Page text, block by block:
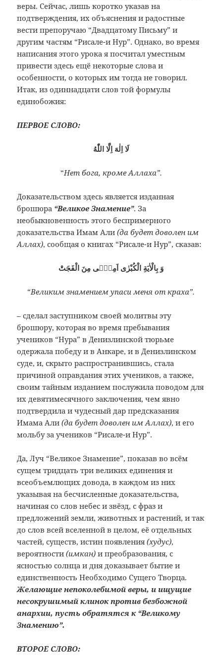
веры. Сейчас, лишь коротко указав на
подтверждения, их объяснения и радостные
вести препоручаю “Двадцатому Письму” и
другим частям “Рисале-и Нур”. Однако, во время
написания этого урока я посчитал уместным
привести здесь ещё некоторые слова и
особенности, о которых им тогда не говорил.
Итак, из одиннадцати слов той формулы
единобожия:
ПЕРВОЕ СЛОВО:
لَا اِلٰهَ اِلَّا اللّٰهُ
“Нет бога, кроме Аллаха”.
Доказательством здесь является изданная
брошюра “Великое Знамение”. За
необыкновенность этого беспримерного
доказательства Имам Али(да будет доволен им
Аллах), сообщая о книгах “Рисале-и Нур”, сказав:
وَ بِالْاٰيَةِ الْكُبْرٰى اَمِنّٖى مِنَ الْفَجَتْ
“Великим знамением упаси меня от краха”.
– сделал заступником своей молитвы эту
брошюру, которая во время пребывания
учеников “Нура” в Денизлинской тюрьме
одержала победу и в Анкаре, и в Денизлинском
суде, и, скрыто распространившись, стала
причиной оправдания этих учеников, а также,
своим тайным изданием послужила поводом для
их девятимесячного заключения, чем явно
подтвердила и чудесный дар предсказания
Имама Али (да будет доволен им Аллах), и его
мольбу за учеников “Рисале-и Нур”.
Да, Луч “Великое Знамение”, показав во всём
сущем тридцать три великих единения и
всеобъемлющих довода, в каждом из них
указывая на бесчисленные доказательства,
начиная со слов небес и звёзд, с фраз и
предложений земли, животных и растений, и так
до слов всей вселенной в целом, её отдельных
частей, существ, истин появления(худус),
вероятности(имкан) и преобразования, с
ясностью солнца и дня доказывает бытие и
единственность Необходимо Сущего Творца.
Желающие непоколебимой веры, и ищущие
несокрушимый клинок против безбожной
анархии, пусть обратятся к “Великому
Знамению”.
ВТОРОЕ СЛОВО: